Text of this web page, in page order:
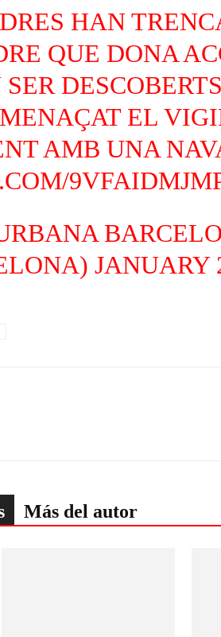
HAN
QUE DONA
EL
AMB UNA
JANUARY
Más del autor